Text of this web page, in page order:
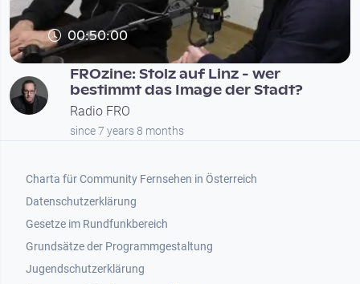
00:50:00
FROzine: Stolz auf Linz - wer
bestimmt das Image der Stadt?
Radio FRO
since 7 years 8 months
Footer 1
Charta für Community Fernsehen in Österreich
Datenschutzerklärung
Gesetze im Rundfunkbereich
Grundsätze der Programmgestaltung
Jugendschutzerklärung